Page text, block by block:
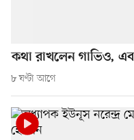
কথা রাখলেন গাভিও,
৮ ঘণ্টা আগে